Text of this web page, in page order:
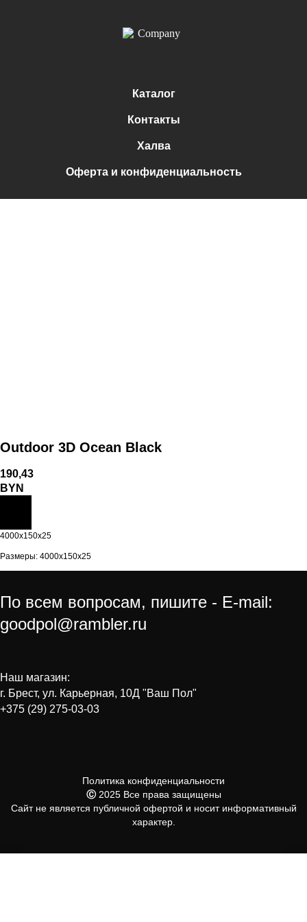
Каталог
Контакты
Халва
Оферта и конфиденциальность
Outdoor 3D Ocean Black
190,43
BYN
4000x150x25
Размеры: 4000x150x25
По всем вопросам, пишите - E-mail:
goodpol@rambler.ru
Наш магазин:
г. Брест, ул. Карьерная, 10Д "Ваш Пол"
+375 (29) 275-03-03
Политика конфиденциальности
Ⓒ 2025 Все права защищены
Сайт не является публичной офертой и носит информативный
характер.